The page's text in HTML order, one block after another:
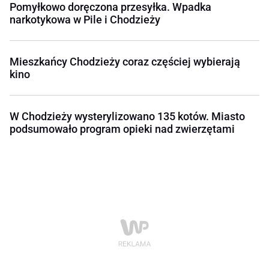
Pomyłkowo doręczona przesyłka. Wpadka
narkotykowa w Pile i Chodzieży
Mieszkańcy Chodzieży coraz częściej wybierają
kino
W Chodzieży wysterylizowano 135 kotów. Miasto
podsumowało program opieki nad zwierzętami